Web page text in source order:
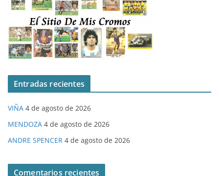
Entradas recientes
VIÑA 4 de agosto de 2026
MENDOZA 4 de agosto de 2026
ANDRE SPENCER 4 de agosto de 2026
Comentarios recientes